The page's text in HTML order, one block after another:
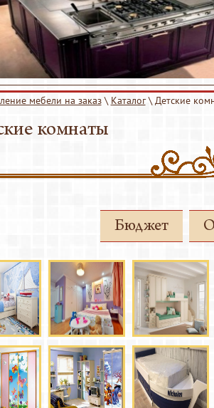
Детские комнаты
Кровати
Офисная мебель
Прихожие
Стулья
мебели на заказ\ Каталог\ Детские
комнаты
Бюджет